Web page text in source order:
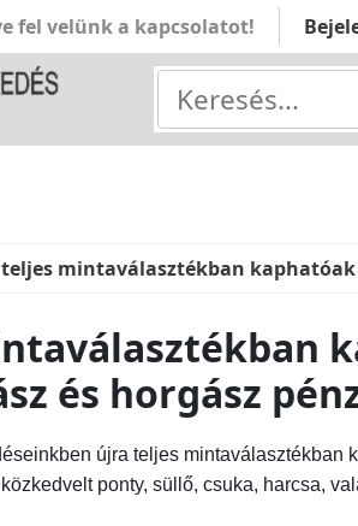
fel velünk a kapcsolatot!
mintaválasztékban kaphatóak
és horgász
újra teljes
ponty, süllő, csuka, harcsa,